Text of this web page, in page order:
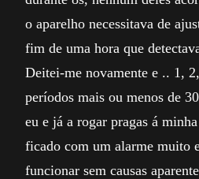
o aparelho necessitava de
fim de uma hora que
Deitei-me novamente e .. 1,
períodos mais ou menos de
eu e já a rogar pragas á
ficado com um alarme muito
funcionar sem causas